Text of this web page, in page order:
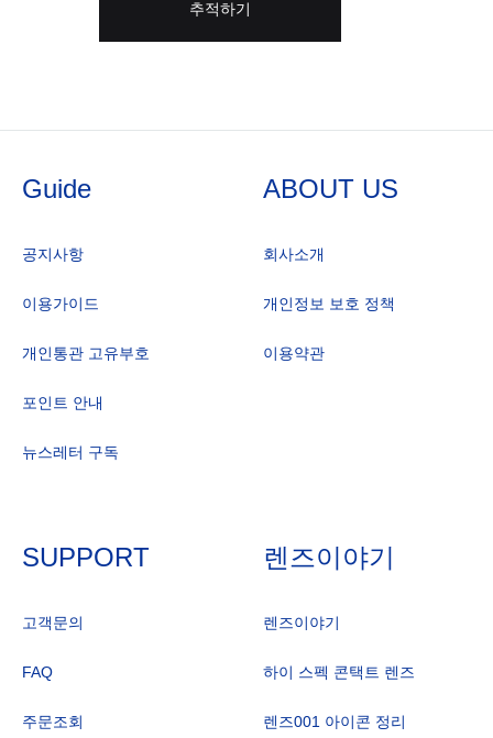
추적하기
Guide
공지사항
이용가이드
개인통관 고유부호
포인트 안내
뉴스레터 구독
ABOUT US
회사소개
개인정보 보호 정책
이용약관
SUPPORT
고객문의
FAQ
주문조회
렌즈이야기
렌즈이야기
하이 스펙 콘택트 렌즈
렌즈001 아이콘 정리